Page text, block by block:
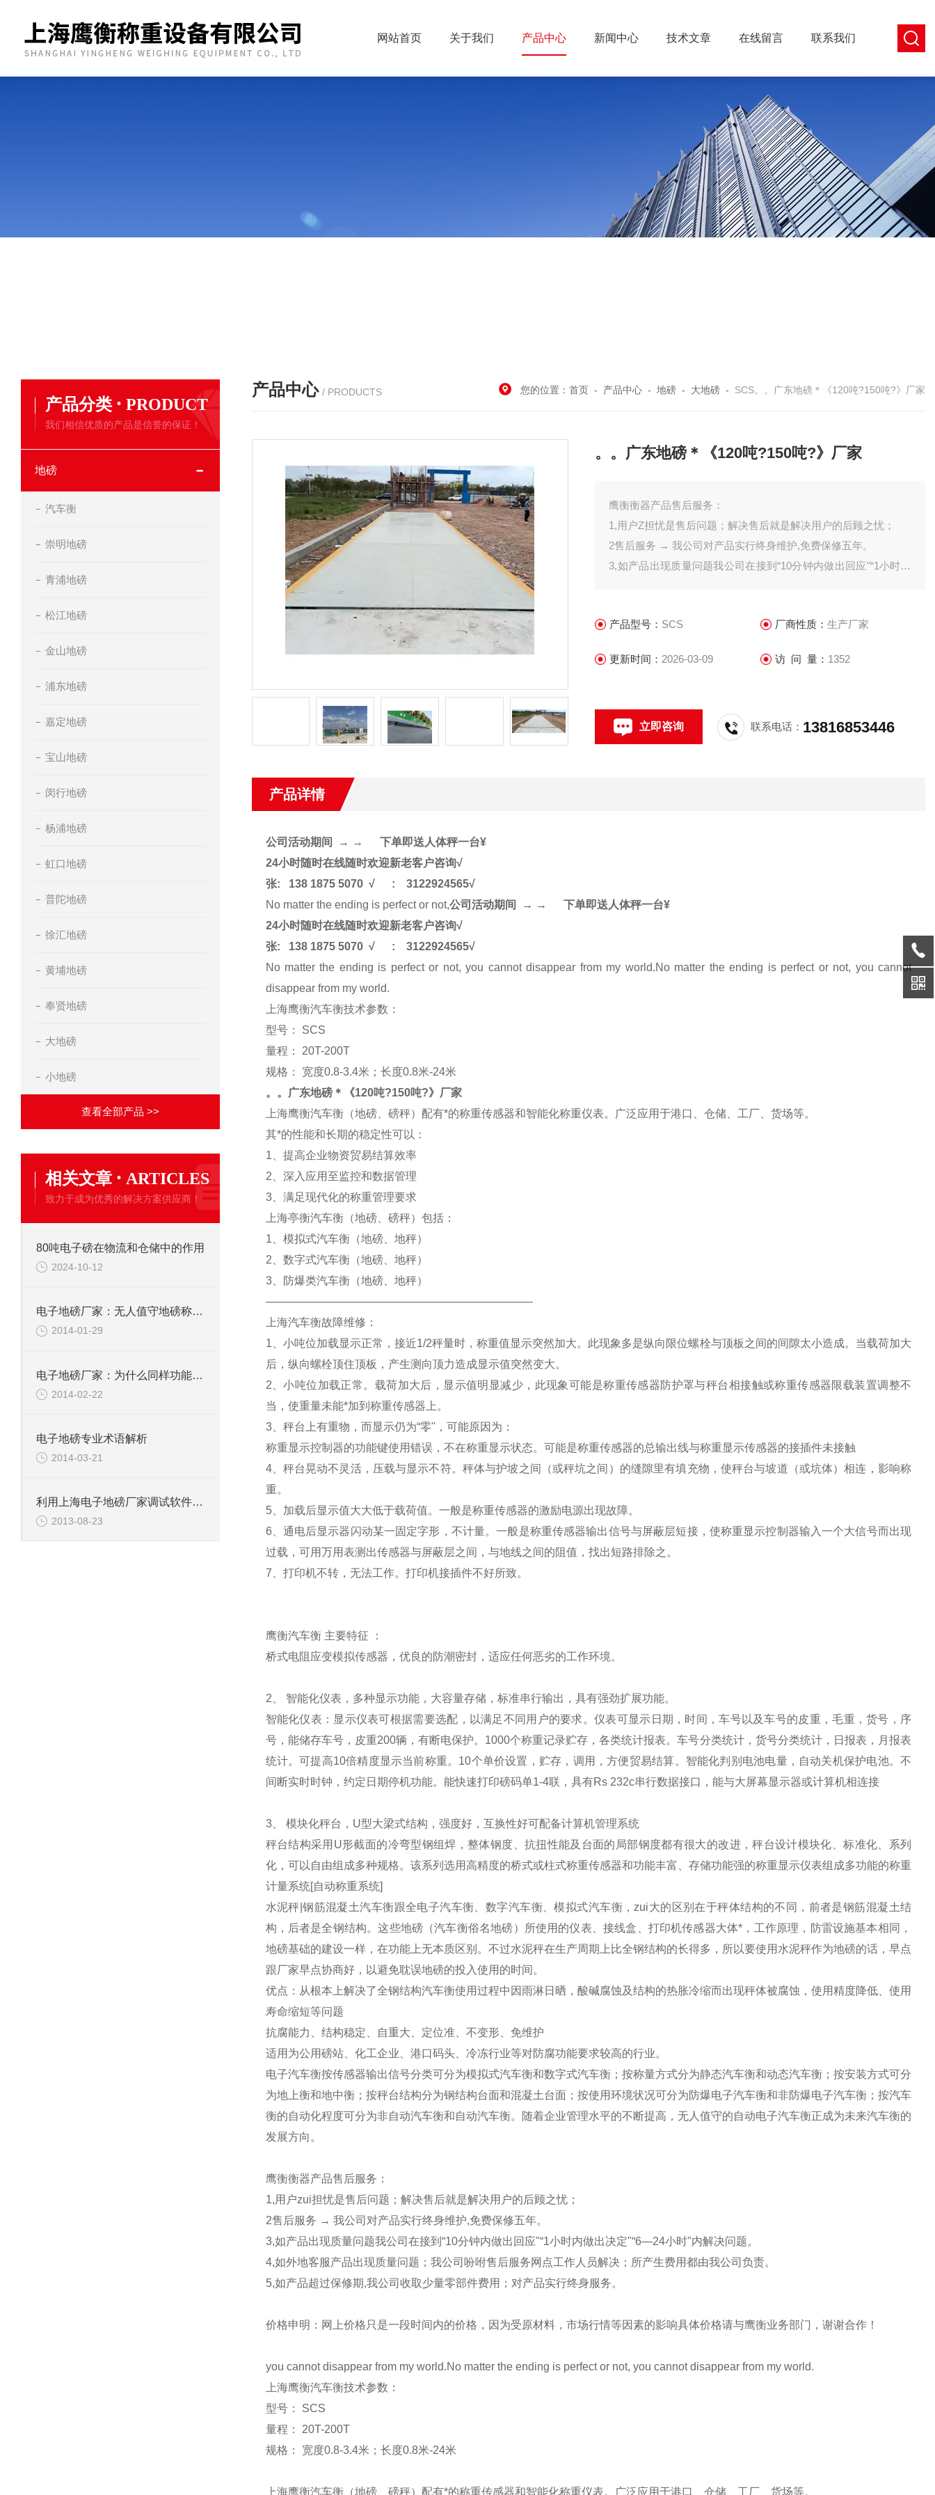
网站首页 关于我们 产品中心 新闻中心 技术文章 在线留言 联系我们
产品分类 · PRODUCT
我们相信优质的产品是信誉的保证！
地磅
汽车衡
崇明地磅
青浦地磅
松江地磅
金山地磅
浦东地磅
嘉定地磅
宝山地磅
闵行地磅
杨浦地磅
虹口地磅
普陀地磅
徐汇地磅
黄埔地磅
奉贤地磅
大地磅
小地磅
查看全部产品 >>
相关文章 · ARTICLES
致力于成为优秀的解决方案供应商！
80吨电子磅在物流和仓储中的作用
2024-10-12
电子地磅厂家：无人值守地磅称重效率
2014-01-29
电子地磅厂家：为什么同样功能的小电子地磅价格相差很大
2014-02-22
电子地磅专业术语解析
2014-03-21
利用上海电子地磅厂家调试软件进行功能测试
2013-08-23
产品中心 / PRODUCTS 您的位置： 首页 - 产品中心 - 地磅 - 大地磅 - SCS。。广东地磅＊《120吨?150吨?》厂家
。。广东地磅＊《120吨?150吨?》厂家
鹰衡衡器产品售后服务：
1,用户Z担忧是售后问题；解决售后就是解决用户的后顾之忧；
2售后服务 → 我公司对产品实行终身维护,免费保修五年。
3,如产品出现质量问题我公司在接到“10分钟内做出回应"“1小时内
员解决；所产生费用都由我公司负责。
产品型号： SCS 厂商性质： 生产厂家
更新时间： 2026-03-09 访 问 量： 1352
立即咨询 联系电话： 13816853446
产品详情
公司活动期间 → → 下单即送人体秤一台¥
24小时随时在线随时欢迎新老客户咨询√
张:
138 1875 5070 √: 3122924565√
No matter the ending is perfect or not,公司活动期间 → → 下单即送人体秤一台¥
24小时随时在线随时欢迎新老客户咨询√
张:
138 1875 5070 √: 3122924565√
No matter the ending is perfect or not, you cannot disappear from my world.No matter the ending is perfect or not, you cannot
disappear from my world.
上海鹰衡汽车衡技术参数：
型号： SCS
量程： 20T-200T
规格：
宽度0.8-3.4米 ；长度0.8米-24米
。。广东地磅＊《120吨?150吨?》厂家
上海鹰衡汽车衡（地磅、磅秤）配有*的称重传感器和智能化称重仪表。广泛应用于港口、仓储、工厂、货场等。
其*的性能和长期的稳定性可以：
1、 提高企业物资贸易结算效率
2、 深入应用至监控和数据管理
3、 满足现代化的称重管理要求
上海亭衡汽车衡（地磅、磅秤）包括：
1、 模拟式汽车衡（地磅、 地秤）
2、 数字式汽车衡（地磅、 地秤）
3、防爆类汽车衡（地磅、 地秤）
————————————————————————
上海汽车衡故障维修：
1、小吨位加载显示正常，接近1/2秤量时，称重值显示突然加大。此现象多是纵向限位螺栓与顶板之间的间隙太小造成。当载荷加大
后，纵向螺栓顶住顶板，产生测向顶力造成显示值突然变大。
2、小吨位加载正常。载荷加大后，显示值明显减少，此现象可能是称重传感器防护罩与秤台相接触或称重传感器限载装置调整不
当，使重量未能*加到称重传感器上。
3、秤台上有重物，而显示仍为“零"，可能原因为：
称重显示控制器的功能键使用错误，不在称重显示状态。可能是称重传感器的总输出线与称重显示传感器的接插件未接触
4、秤台晃动不灵活，压载与显示不符。秤体与护坡之间（或秤坑之间）的缝隙里有填充物，使秤台与坡道（或坑体）相连，影响称
重。
5、加载后显示值大大低于载荷值。一般是称重传感器的激励电源出现故障。
6、通电后显示器闪动某一固定字形，不计量。一般是称重传感器输出信号与屏蔽层短接，使称重显示控制器输入一个大信号而出现
过载，可用万用表测出传感器与屏蔽层之间，与地线之间的阻值，找出短路排除之。
7、打印机不转，无法工作。打印机接插件不好所致。
鹰衡汽车衡 主要特征 ：
桥式电阻应变模拟传感器，优良的防潮密封，适应任何恶劣的工作环境。
2、 智能化仪表，多种显示功能，大容量存储，标准串行输出，具有强劲扩展功能。
智能化仪表：显示仪表可根据需要选配，以满足不同用户的要求。仪表可显示日期，时间，车号以及车号的皮重，毛重，货号，序
号，能储存车号，皮重200辆，有断电保护。1000个称重记录贮存，各类统计报表。车号分类统计，货号分类统计，日报表，月报表
统计。可提高10倍精度显示当前称重。10个单价设置，贮存，调用，方便贸易结算。智能化判别电池电量，自动关机保护电池。不
间断实时时钟，约定日期停机功能。能快速打印磅码单1-4联，具有Rs 232c串行数据接口，能与大屏幕显示器或计算机相连接
3、 模块化秤台，U型大梁式结构，强度好，互换性好可配备计算机管理系统
秤台结构采用U形截面的冷弯型钢组焊，整体钢度、抗扭性能及台面的局部钢度都有很大的改进，秤台设计模块化、标准化、系列
化，可以自由组成多种规格。该系列选用高精度的桥式或柱式称重传感器和功能丰富、存储功能强的称重显示仪表组成多功能的称重
计量系统[自动称重系统]
水泥秤|钢筋混凝土汽车衡跟全电子汽车衡、数字汽车衡、模拟式汽车衡，zui大的区别在于秤体结构的不同，前者是钢筋混凝土结
构，后者是全钢结构。这些地磅（汽车衡俗名地磅）所使用的仪表、接线盒、打印机传感器大体*，工作原理，防雷设施基本相同，
地磅基础的建设一样，在功能上无本质区别。不过水泥秤在生产周期上比全钢结构的长得多，所以要使用水泥秤作为地磅的话，早点
跟厂家早点协商好，以避免耽误地磅的投入使用的时间。
优点：从根本上解决了全钢结构汽车衡使用过程中因雨淋日晒，酸碱腐蚀及结构的热胀冷缩而出现秤体被腐蚀，使用精度降低、使用
寿命缩短等问题
抗腐能力、结构稳定、自重大、定位准、不变形、免维护
适用为公用磅站、化工企业、港口码头、冷冻行业等对防腐功能要求较高的行业。
电子汽车衡按传感器输出信号分类可分为模拟式汽车衡和数字式汽车衡；按称量方式分为静态汽车衡和动态汽车衡；按安装方式可分
为地上衡和地中衡；按秤台结构分为钢结构台面和混凝土台面；按使用环境状况可分为防爆电子汽车衡和非防爆电子汽车衡；按汽车
衡的自动化程度可分为非自动汽车衡和自动汽车衡。随着企业管理水平的不断提高，无人值守的自动电子汽车衡正成为未来汽车衡的
发展方向。
鹰衡衡器产品售后服务：
1,用户zui担忧是售后问题；解决售后就是解决用户的后顾之忧；
2售后服务 → 我公司对产品实行终身维护,免费保修五年。
3,如产品出现质量问题我公司在接到“10分钟内做出回应"“1小时内做出决定"“6—24小时"内解决问题。
4,如外地客服产品出现质量问题；我公司吩咐售后服务网点工作人员解决；所产生费用都由我公司负责。
5,如产品超过保修期,我公司收取少量零部件费用；对产品实行终身服务。
价格申明：网上价格只是一段时间内的价格，因为受原材料，市场行情等因素的影响具体价格请与鹰衡业务部门，谢谢合作！
you cannot disappear from my world.No matter the ending is perfect or not, you cannot disappear from my world.
上海鹰衡汽车衡技术参数：
型号： SCS
量程： 20T-200T
规格：
宽度0.8-3.4米 ；长度0.8米-24米
上海鹰衡汽车衡（地磅、磅秤）配有*的称重传感器和智能化称重仪表。广泛应用于港口、仓储、工厂、货场等。